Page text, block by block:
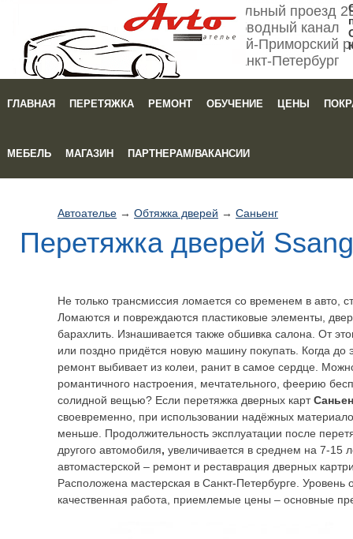
Мебельный проезд
Обводный канал
Кировский-Приморский
Санкт-Петербург
ГЛАВНАЯ ПЕРЕТЯЖКА РЕМОНТ ОБУЧЕНИЕ ЦЕНЫ
МЕБЕЛЬ МАГАЗИН ПАРТНЕРАМ/ВАКАНСИИ
Автоателье → Обтяжка дверей → Саньенг
Перетяжка дверей
Не только трансмиссия ломается со временем в авто,
Ломаются и повреждаются пластиковые элементы,
барахлить. Изнашивается также обшивка салона. От
или поздно придётся новую машину покупать. Когда до
ремонт выбивает из колеи, ранит в самое сердце.
романтичного настроения, мечтательного, феерию
солидной вещью? Если перетяжка дверных карт
своевременно, при использовании надёжных
меньше. Продолжительность эксплуатации после
другого автомобиля, увеличивается в среднем на 7-15
автомастерской – ремонт и реставрация дверных
Расположена мастерская в Санкт-Петербурге. Уровень
качественная работа, приемлемые цены – основные